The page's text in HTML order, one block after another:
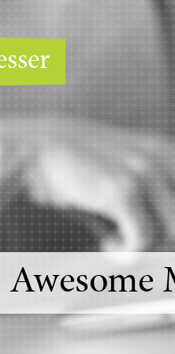
Awesome